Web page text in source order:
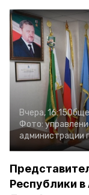
Вчера, 16:15
Фото:
администрации
Республики